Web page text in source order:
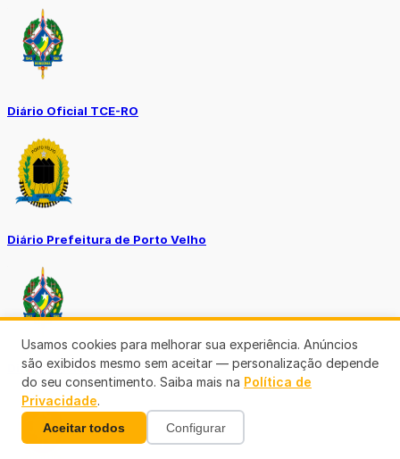
Diário Oficial TCE-RO
Diário Prefeitura de Porto Velho
Diário Oficial de RO
Usamos cookies para melhorar sua experiência. Anúncios
são exibidos mesmo sem aceitar — personalização depende
do seu consentimento. Saiba mais na Política de
Privacidade.
Aceitar todos Configurar